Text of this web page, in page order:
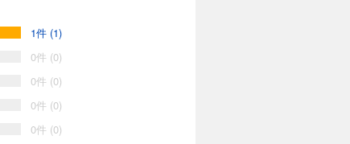
1件 (1)
0件 (0)
0件 (0)
0件 (0)
0件 (0)